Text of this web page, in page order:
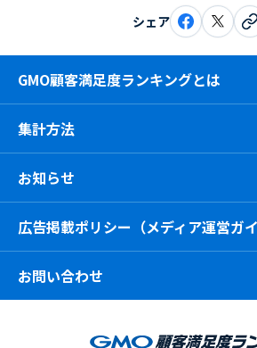
シェア
GMO顧客満足度ランキングとは
集計方法
お知らせ
広告掲載ポリシー（メディア運営ガイ
お問い合わせ